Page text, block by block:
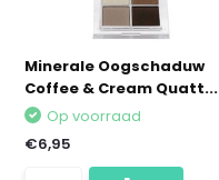
Minerale Oogschaduw
Coffee & Cream Quatt...
Op voorraad
€6,95